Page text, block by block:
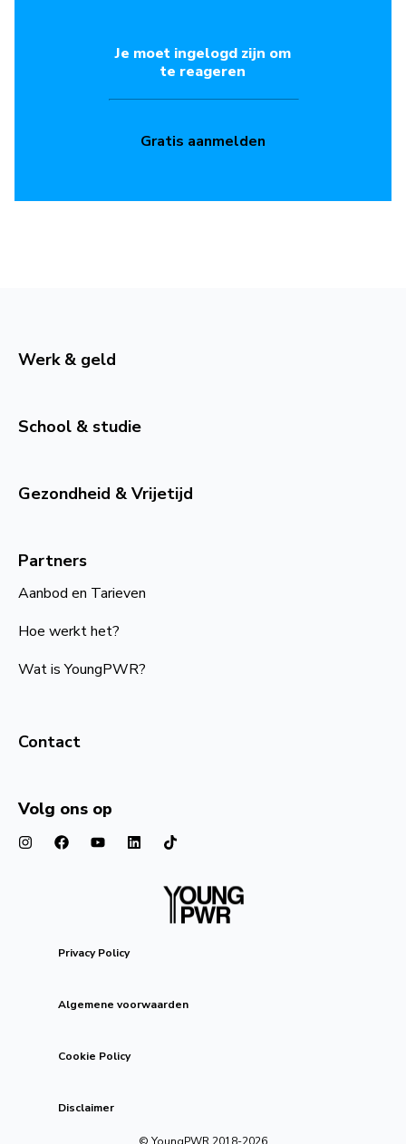
Je moet ingelogd zijn om
te reageren
Gratis aanmelden
Werk & geld
School & studie
Gezondheid & Vrijetijd
Partners
Aanbod en Tarieven
Hoe werkt het?
Wat is YoungPWR?
Contact
Volg ons op
Privacy Policy
Algemene voorwaarden
Cookie Policy
Disclaimer